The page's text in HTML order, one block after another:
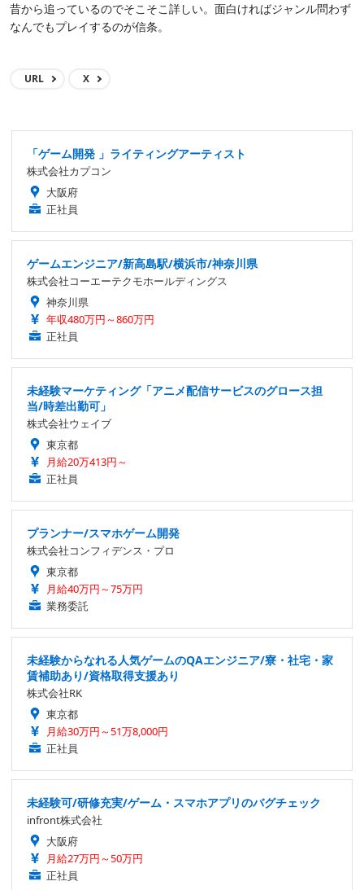
昔から追っているのでそこそこ詳しい。面白ければジャンル問わず
なんでもプレイするのが信条。
URL X
「ゲーム開発 」ライティングアーティスト
株式会社カプコン
大阪府
正社員
ゲームエンジニア/新高島駅/横浜市/神奈川県
株式会社コーエーテクモホールディングス
神奈川県
年収480万円～860万円
正社員
未経験マーケティング「アニメ配信サービスのグロース担
当/時差出勤可」
株式会社ウェイブ
東京都
月給20万413円～
正社員
プランナー/スマホゲーム開発
株式会社コンフィデンス・プロ
東京都
月給40万円～75万円
業務委託
未経験からなれる人気ゲームのQAエンジニア/寮・社宅・家
賃補助あり/資格取得支援あり
株式会社RK
東京都
月給30万円～51万8,000円
正社員
未経験可/研修充実/ゲーム・スマホアプリのバグチェック
infront株式会社
大阪府
月給27万円～50万円
正社員